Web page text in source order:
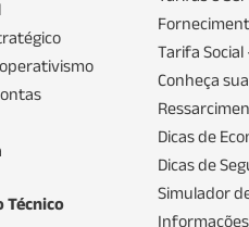
Técnico
Tarifa Social
Conheça
Dicas de
Dicas de
Simulador